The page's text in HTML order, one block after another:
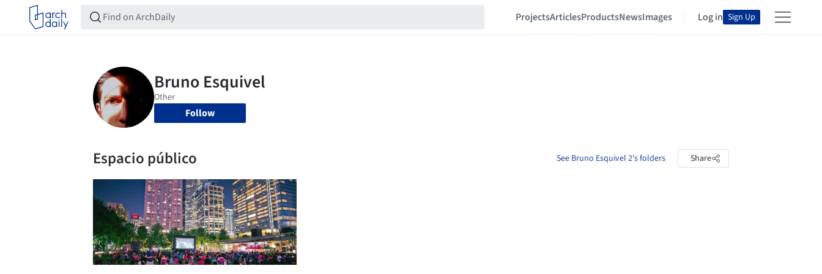
ProjectsArticlesProductsNewsImages Log in Sign Up
Follow
Espacio público See Bruno Esquivel 2's folders Share